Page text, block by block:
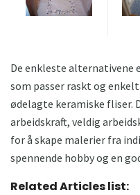
De enkleste alternativene
som passer raskt og
ødelagte keramiske fliser.
arbeidskraft, veldig
for å skape malerier fra
spennende hobby og en
Related Articles list: